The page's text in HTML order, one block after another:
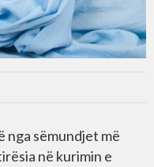
nga sëmundjet më
në kurimin e